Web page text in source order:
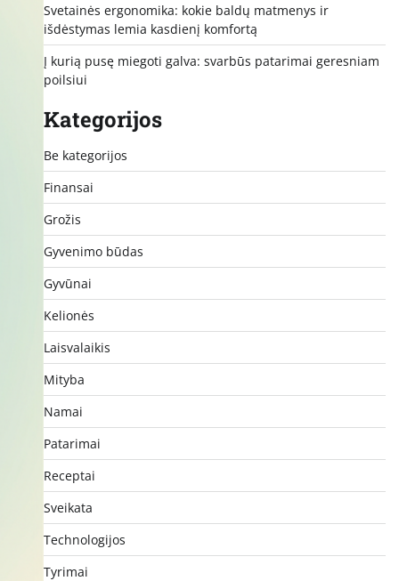
Svetainės ergonomika: kokie baldų matmenys ir
išdėstymas lemia kasdienį komfortą
Į kurią pusę miegoti galva: svarbūs patarimai geresniam
poilsiui
Kategorijos
Be kategorijos
Finansai
Grožis
Gyvenimo būdas
Gyvūnai
Kelionės
Laisvalaikis
Mityba
Namai
Patarimai
Receptai
Sveikata
Technologijos
Tyrimai